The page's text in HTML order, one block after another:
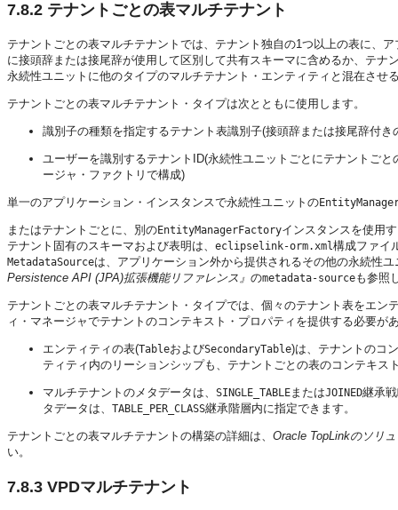
7.8.2 テナントごとの表マルチテナント
テナントごとの表マルチテナントでは、テナント独自の1つ以上の表に、
に接頭辞または接尾辞が使用して区別して共有スキーマに含めるか、テ
永続性ユニットに他のタイプのマルチテナント・エンティティと混在させ
テナントごとの表マルチテナント・タイプは次とともに使用します。
識別子の種類を指定するテナント表識別子(接頭辞または接尾辞付き
ユーザーを識別するテナントID(永続性ユニットごとにテナントご
ージャ・ファクトリで構成)
単一のアプリケーション・インスタンスで永続性ユニットの
またはテナントごとに、別のEntityManagerFactoryインスタンスを使用
テナント固有のスキーマおよび表明は、 eclipselink-orm.xml構成ファイ
MetadataSourceは、アプリケーション外から提供されるその他の永続性
Persistence API (JPA)拡張機能リファレンス』 のmetadata-sourceも参照
テナントごとの表マルチテナント・タイプでは、個々のテナント表をエ
ィ・マネージャでテナントのコンテキスト・プロパティを提供する必要が
エンティティの表(TableおよびSecondaryTable)は、テナントのコ
ティティ内のリーションシップも、テナントごとの表のコンテキス
マルチテナントのメタデータは、 SINGLE_TABLEまたはJOINED継承
タデータは、 TABLE_PER_CLASS継承階層内に指定できます。
テナントごとの表マルチテナントの構築の詳細は、 Oracle TopLinkのソリ
い。
7.8.3 VPDマルチテナント